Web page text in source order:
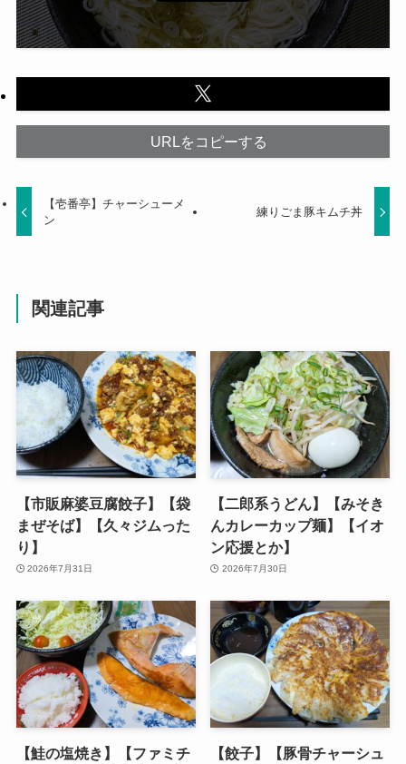
URLをコピーする
【壱番亭】チャーシューメ
ン
練りごま豚キムチ丼
関連記事
【市販麻婆豆腐餃子】【袋
まぜそば】【久々ジムった
り】
2026年7月31日
【二郎系うどん】【みそき
んカレーカップ麺】【イオ
ン応援とか】
2026年7月30日
【鮭の塩焼き】【ファミチ
【餃子】【豚骨チャーシュ